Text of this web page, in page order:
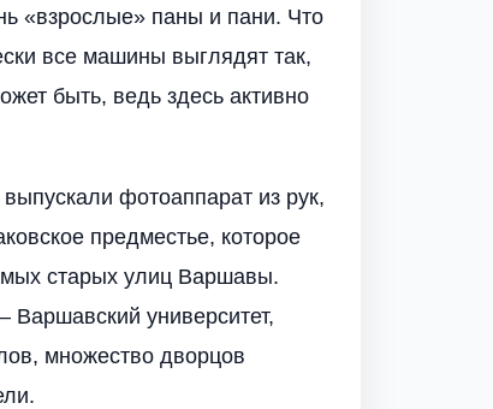
«взрослые» паны и пани. Что
все машины выглядят так,
быть, ведь здесь активно
фотоаппарат из рук,
предместье, которое
старых улиц Варшавы.
университет,
множество дворцов